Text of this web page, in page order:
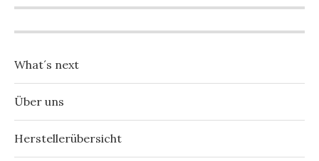
What´s next
Über uns
Herstellerübersicht